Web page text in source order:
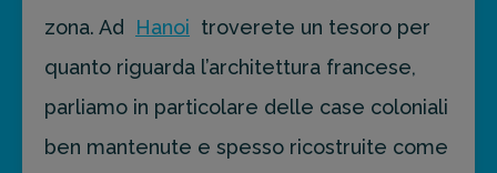
zona. Ad
Hanoi troverete un tesoro per
quanto riguarda l’architettura francese,
parliamo in particolare delle case coloniali
ben mantenute e spesso ricostruite come